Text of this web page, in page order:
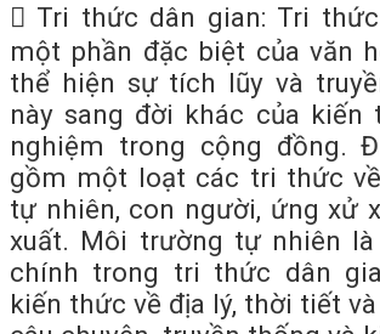
 Tri thức dân gian: Tri
một phần đặc biệt của văn
thể hiện sự tích lũy và
này sang đời khác của kiến
nghiệm trong cộng đồng.
gồm một loạt các tri thức
tự nhiên, con người, ứng xử
xuất. Môi trường tự nhiên
chính trong tri thức dân
kiến thức về địa lý, thời tiết